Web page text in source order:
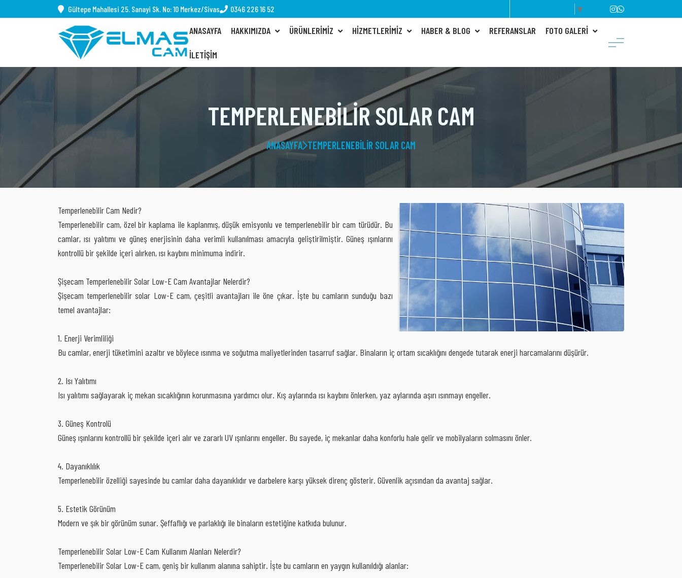
Gültepe Mahallesi 25. Sanayi Sk. No: 10 Merkez/Sivas 0346 226 16 52
▼
ANASAYFA
HAKKIMIZDA ÜRÜNLERIMIZ HIZMETLERIMIZ HABER & BLOG REFERANSLAR FOTO GALERI
İLETIŞIM
TEMPERLENEBILIR SOLAR CAM
ANASAYFA TEMPERLENEBILIR SOLAR CAM
Temperlenebilir Cam Nedir?
Temperlenebilir cam, özel bir kaplama ile kaplanmış, düşük emisyonlu ve temperlenebilir bir cam türüdür. Bu
camlar, ısı yalıtımı ve güneş enerjisinin daha verimli kullanılması amacıyla geliştirilmiştir. Güneş ışınlarını
kontrollü bir şekilde içeri alırken, ısı kaybını minimuma indirir.
Şişecam Temperlenebilir Solar Low-E Cam Avantajlar Nelerdir?
Şişecam temperlenebilir solar Low-E cam, çeşitli avantajları ile öne çıkar. İşte bu camların sunduğu bazı
temel avantajlar:
1. Enerji Verimliliği
Bu camlar, enerji tüketimini azaltır ve böylece ısınma ve soğutma maliyetlerinden tasarruf sağlar. Binaların iç ortam sıcaklığını dengede tutarak enerji harcamalarını düşürür.
2. Isı Yalıtımı
Isı yalıtımı sağlayarak iç mekan sıcaklığının korunmasına yardımcı olur. Kış aylarında ısı kaybını önlerken, yaz aylarında aşırı ısınmayı engeller.
3. Güneş Kontrolü
Güneş ışınlarını kontrollü bir şekilde içeri alır ve zararlı UV ışınlarını engeller. Bu sayede, iç mekanlar daha konforlu hale gelir ve mobilyaların solmasını önler.
4. Dayanıklılık
Temperlenebilir özelliği sayesinde bu camlar daha dayanıklıdır ve darbelere karşı yüksek direnç gösterir. Güvenlik açısından da avantaj sağlar.
5. Estetik Görünüm
Modern ve şık bir görünüm sunar. Şeffaflığı ve parlaklığı ile binaların estetiğine katkıda bulunur.
Temperlenebilir Solar Low-E Cam Kullanım Alanları Nelerdir?
Temperlenebilir Solar Low-E cam, geniş bir kullanım alanına sahiptir. İşte bu camların en yaygın kullanıldığı alanlar: